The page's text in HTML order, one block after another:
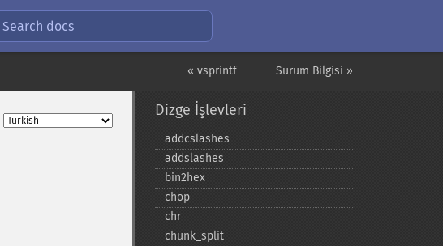
Search docs
Sürüm Bilgisi »
« vsprintf
Dizge İşlevleri
addcslashes
addslashes
bin2hex
chop
chr
chunk_​split